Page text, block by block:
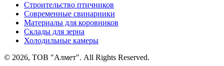
Строительство птичников
Современные свинарники
Материалы для коровников
Склады для зерна
Холодильные камеры
© 2026, ТОВ "Алмет". All Rights Reserved.